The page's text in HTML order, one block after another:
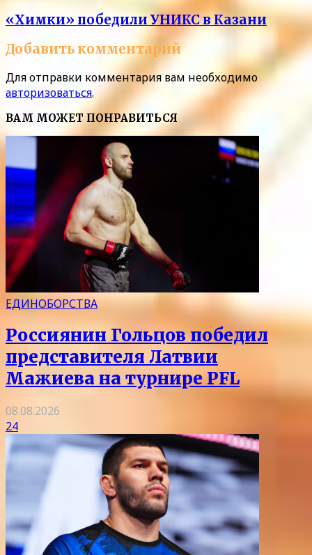
«Химки» победили УНИКС в Казани
Добавить комментарий
Для отправки комментария вам необходимо
авторизоваться.
ВАМ МОЖЕТ ПОНРАВИТЬСЯ
ЕДИНОБОРСТВА
Россиянин Гольцов победил
представителя Латвии
Мажиева на турнире PFL
08.08.2026
24